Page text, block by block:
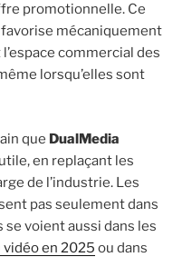
promotionnelle. Ce
mécaniquement
commercial des
lorsqu’elles sont
que DualMedia
en replaçant les
de l’industrie. Les
pas seulement dans
se voient aussi dans les
vidéo en 2025 ou dans